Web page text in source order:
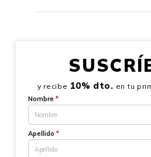
y recibe 10% dto. en tu
Nombre *
Apellido *